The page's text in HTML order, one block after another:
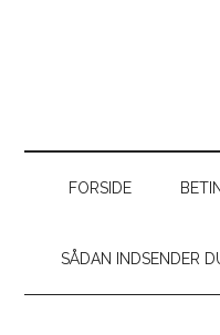
FORSIDE
SÅDAN INDSENDER